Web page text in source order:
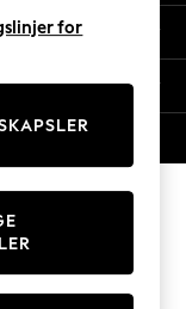
for